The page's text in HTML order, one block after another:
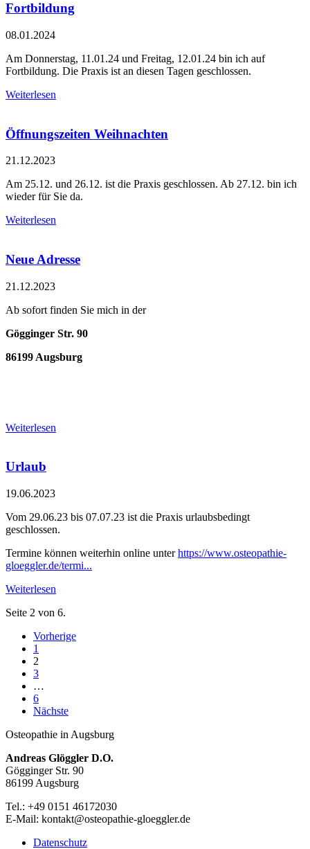
Fortbildung
08.01.2024
Am Donnerstag, 11.01.24 und Freitag, 12.01.24 bin ich auf
Fortbildung. Die Praxis ist an diesen Tagen geschlossen.
Weiterlesen
Öffnungszeiten Weihnachten
21.12.2023
Am 25.12. und 26.12. ist die Praxis geschlossen. Ab 27.12. bin ich
wieder für Sie da.
Weiterlesen
Neue Adresse
21.12.2023
Ab sofort finden Sie mich in der
Gögginger Str. 90
86199 Augsburg
Weiterlesen
Urlaub
19.06.2023
Vom 29.06.23 bis 07.07.23 ist die Praxis urlaubsbedingt
geschlossen.
Termine können weiterhin online unterhttps://www.osteopathie-
gloeggler.de/termi...
Weiterlesen
Seite 2 von 6.
Vorherige
1
2
3
…
6
Nächste
Osteopathie in Augsburg
Andreas Glöggler D.O.
Gögginger Str. 90
86199 Augsburg
Tel.: +49 0151 46172030
E-Mail: kontakt@osteopathie-gloeggler.de
Datenschutz